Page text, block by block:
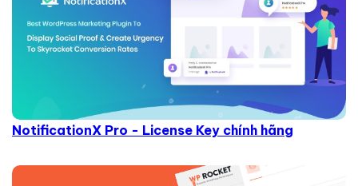
NotificationX Pro - License Key chính hãng